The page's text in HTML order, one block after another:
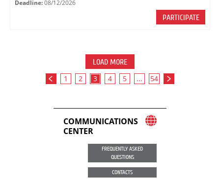
Deadline: 08/12/2026
PARTICIPATE
LOAD MORE
1 2 3 4 5 ... 54
COMMUNICATIONS
CENTER
FREQUENTLY ASKED
QUESTIONS
CONTACTS